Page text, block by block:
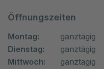
Öffnungszeiten
Montag:
ganztägig
Dienstag:
ganztägig
Mittwoch:
ganztägig